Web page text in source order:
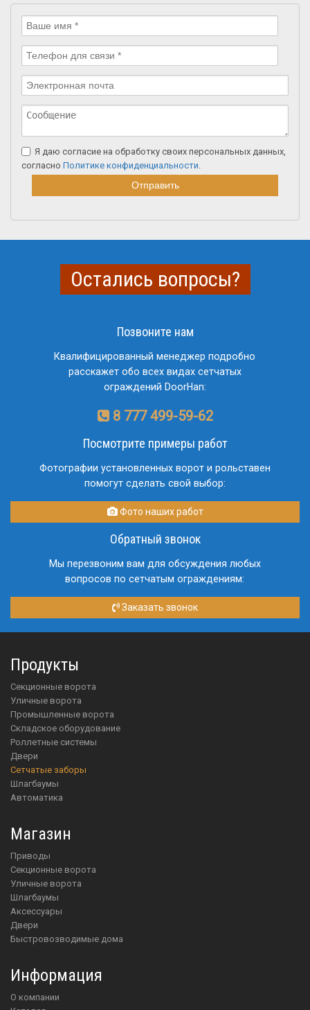
Я даю согласие на обработку своих персональных данных,
согласно Политике конфиденциальности
Остались вопросы?
Позвоните нам
Квалифицированный менеджер подробно
расскажет обо всех видах сетчатых
ограждений DoorHan:
8 777 499-59-62
Посмотрите примеры работ
Фотографии установленных ворот и рольставен
помогут сделать свой выбор:
Фото наших работ
Обратный звонок
Мы перезвоним вам для обсуждения любых
вопросов по сетчатым ограждениям:
Заказать звонок
Продукты
Секционные ворота
Уличные ворота
Промышленные ворота
Складское оборудование
Роллетные системы
Двери
Сетчатые заборы
Шлагбаумы
Автоматика
Магазин
приводы
Секционные ворота
Уличные ворота
шлагбаумы
аксессуары
двери
Быстровозводимые дома
Информация
О компании